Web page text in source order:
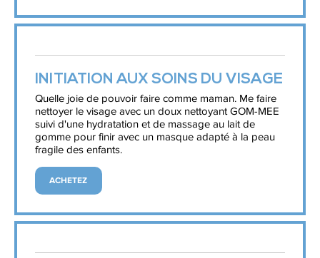
INITIATION AUX SOINS DU VISAGE
Quelle joie de pouvoir faire comme maman. Me faire
nettoyer le visage avec un doux nettoyant GOM-MEE
suivi d'une hydratation et de massage au lait de
gomme pour finir avec un masque adapté à la peau
fragile des enfants.
ACHETEZ